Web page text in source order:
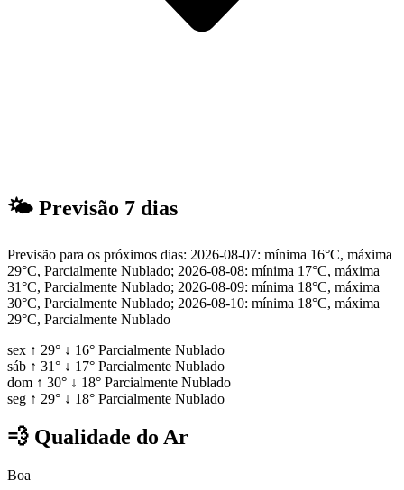
🌤 Previsão 7 dias
Previsão para os próximos dias: 2026-08-07: mínima 16°C, máxima
29°C, Parcialmente Nublado; 2026-08-08: mínima 17°C, máxima
31°C, Parcialmente Nublado; 2026-08-09: mínima 18°C, máxima
30°C, Parcialmente Nublado; 2026-08-10: mínima 18°C, máxima
29°C, Parcialmente Nublado
sex ↑ 29° ↓ 16° Parcialmente Nublado
sáb ↑ 31° ↓ 17° Parcialmente Nublado
dom ↑ 30° ↓ 18° Parcialmente Nublado
seg ↑ 29° ↓ 18° Parcialmente Nublado
💨 Qualidade do Ar
Boa